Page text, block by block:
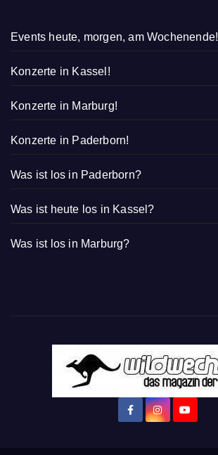
Events heute, morgen, am Wochenende!
Konzerte in Kassel!
Konzerte in Marburg!
Konzerte in Paderborn!
Was ist los in Paderborn?
Was ist heute los in Kassel?
Was ist los in Marburg?